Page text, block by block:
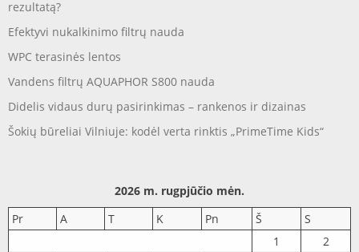
rezultatą?
Efektyvi nukalkinimo filtrų nauda
WPC terasinės lentos
Vandens filtrų AQUAPHOR S800 nauda
Didelis vidaus durų pasirinkimas – rankenos ir dizainas
Šokių būreliai Vilniuje: kodėl verta rinktis „PrimeTime Kids“
2026 m. rugpjūčio mėn.
Pr
A T K Pn Š
S
1
2